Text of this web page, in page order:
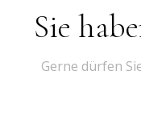
Sie
Gerne dürfen